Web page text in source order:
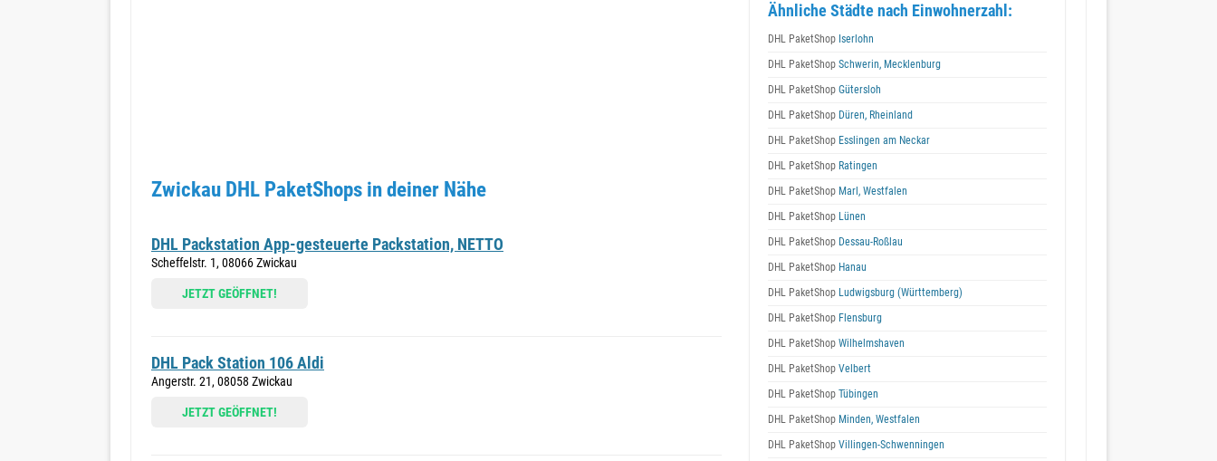
Zwickau DHL PaketShops in deiner Nähe
DHL Packstation App-gesteuerte Packstation, NETTO
Scheffelstr. 1, 08066 Zwickau
JETZT GEÖFFNET!
DHL Pack Station 106 Aldi
Angerstr. 21, 08058 Zwickau
JETZT GEÖFFNET!
Ähnliche Städte nach Einwohnerzahl:
DHL PaketShop Iserlohn
DHL PaketShop Schwerin, Mecklenburg
DHL PaketShop Gütersloh
DHL PaketShop Düren, Rheinland
DHL PaketShop Esslingen am Neckar
DHL PaketShop Ratingen
DHL PaketShop Marl, Westfalen
DHL PaketShop Lünen
DHL PaketShop Dessau-Roßlau
DHL PaketShop Hanau
DHL PaketShop Ludwigsburg (Württemberg)
DHL PaketShop Flensburg
DHL PaketShop Wilhelmshaven
DHL PaketShop Velbert
DHL PaketShop Tübingen
DHL PaketShop Minden, Westfalen
DHL PaketShop Villingen-Schwenningen